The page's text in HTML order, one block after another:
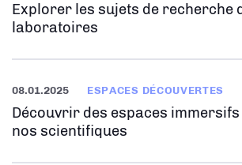
Explorer les sujets de recherche
laboratoires
08.01.2025 ESPACES DÉCOUVERTES
Découvrir des espaces
nos scientifiques